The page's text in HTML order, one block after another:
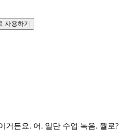
사용하기
거든요. 어. 일단 수업 녹음. 뭘로?